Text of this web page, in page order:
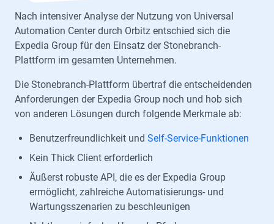
Nach intensiver Analyse der Nutzung von Universal
Automation Center durch Orbitz entschied sich die
Expedia Group für den Einsatz der Stonebranch-
Plattform im gesamten Unternehmen.
Die Stonebranch-Plattform übertraf die entscheidenden
Anforderungen der Expedia Group noch und hob sich
von anderen Lösungen durch folgende Merkmale ab:
Benutzerfreundlichkeit und Self-Service-Funktionen
Kein Thick Client erforderlich
Äußerst robuste API, die es der Expedia Group
ermöglicht, zahlreiche Automatisierungs- und
Wartungsszenarien zu beschleunigen